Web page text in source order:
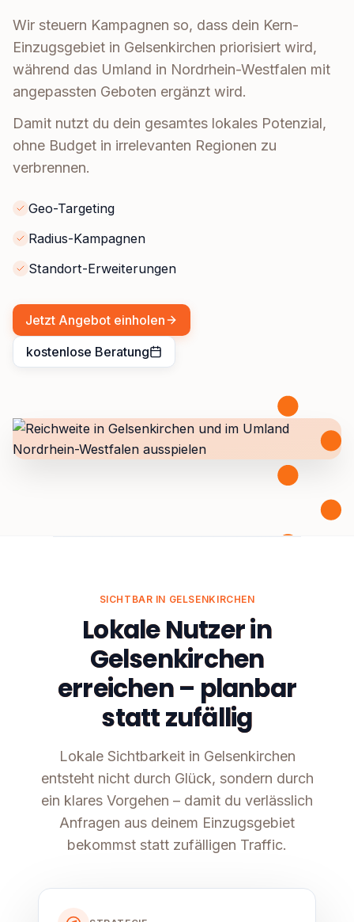
Wir steuern Kampagnen so, dass dein Kern-
Einzugsgebiet in Gelsenkirchen priorisiert wird,
während das Umland in Nordrhein-Westfalen mit
angepassten Geboten ergänzt wird.
Damit nutzt du dein gesamtes lokales Potenzial,
ohne Budget in irrelevanten Regionen zu
verbrennen.
Geo-Targeting
Radius-Kampagnen
Standort-Erweiterungen
Jetzt Angebot einholen
kostenlose Beratung
SICHTBAR IN GELSENKIRCHEN
Lokale Nutzer in
Gelsenkirchen
erreichen – planbar
statt zufällig
Lokale Sichtbarkeit in Gelsenkirchen
entsteht nicht durch Glück, sondern durch
ein klares Vorgehen – damit du verlässlich
Anfragen aus deinem Einzugsgebiet
bekommst statt zufälligen Traffic.